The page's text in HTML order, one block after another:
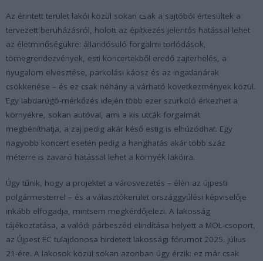
Az érintett terület lakói közül sokan csak a sajtóból értesültek a
tervezett beruházásról, holott az építkezés jelentős hatással lehet
az életminőségükre: állandósuló forgalmi torlódások,
tömegrendezvények, esti koncertekből eredő zajterhelés, a
nyugalom elvesztése, parkolási káosz és az ingatlanárak
csökkenése – és ez csak néhány a várható következmények közül.
Egy labdarúgó-mérkőzés idején több ezer szurkoló érkezhet a
környékre, sokan autóval, ami a kis utcák forgalmát
megbéníthatja, a zaj pedig akár késő estig is elhúzódhat. Egy
nagyobb koncert esetén pedig a hanghatás akár több száz
méterre is zavaró hatással lehet a környék lakóira.
Úgy tűnik, hogy a projektet a városvezetés – élén az újpesti
polgármesterrel – és a választókerület országgyűlési képviselője
inkább elfogadja, mintsem megkérdőjelezi. A lakosság
tájékoztatása, a valódi párbeszéd elindítása helyett a MOL-csoport,
az Újpest FC tulajdonosa hirdetett lakossági fórumot 2025. július
21-ére. A lakosok közül sokan azonban úgy érzik: ez már csak